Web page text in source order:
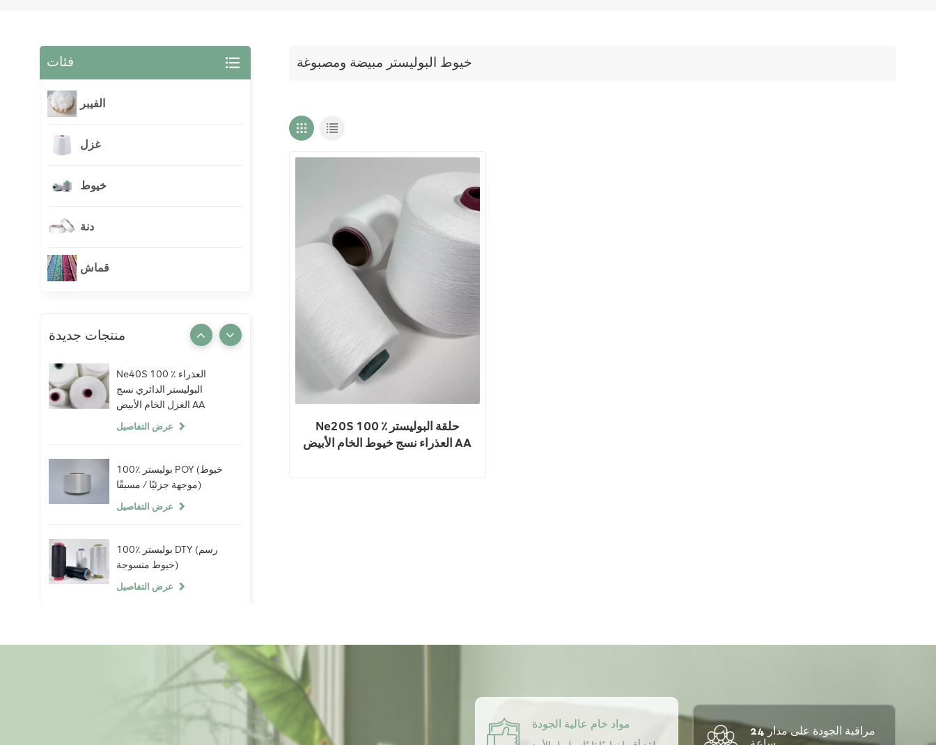
خيوط البوليستر مبيضة ومصبوغة
Ne20S 100 ٪ حلقة البوليستر
العذراء نسج خيوط الخام الأبيض AA
فئات
الفيبر
غزل
خيوط
دنة
قماش
منتجات جديدة
Ne40S 100 ٪ العذراء
البوليستر الدائري نسج
الغزل الخام الأبيض AA
الصف الحياكة النسيج
عرض التفاصيل
100٪ بوليستر POY (خيوط
موجهة جزئيًا / مسبقًا)
عرض التفاصيل
100٪ بوليستر DTY (رسم
خيوط منسوجة)
عرض التفاصيل
عارية
مواد خام عالية الجودة
مراقبة الجودة على مدار 24